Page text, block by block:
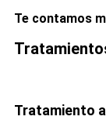
Te contamos
Tratamiento